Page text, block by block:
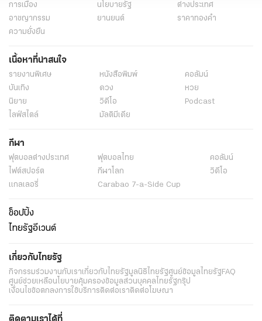
การเมือง
นโยบายรัฐ
ต่างประเทศ
อาชญากรรม
ยานยนต์
ราคาทองคำ
ความยั่งยืน
เนื้อหาที่น่าสนใจ
รายงานพิเศษ หนังสือพิมพ์
คอลัมน์
บันเทิง
ดวง
หวย
นิยาย
วิดีโอ
Podcast
ไลฟ์สไตล์
มัลติมีเดีย
กีฬา
ฟุตบอลต่่างประเทศ ฟุตบอลไทย
คอลัมน์
ไฟต์สปอร์ต
กีฬาโลก
วิดีโอ
แกลเลอรี่
Carabao 7-a-Side Cup
ช็อปปิ้ง
ไทยรัฐอีเวนต์
เกี่ยวกับไทยรัฐ
กิจกรรมร่วมงานกับเราเกี่ยวกับไทยรัฐมูลนิธิไทยรัฐศูนย์ข้อมูลไทยรัฐFAQ
ศูนย์ช่วยเหลือนโยบายคุ้มครองข้อมูลส่วนบุคคลไทยรัฐกรุ๊ป
เงื่อนไขข้อตกลงการใช้บริการติดต่อเราติดต่อโฆษณา